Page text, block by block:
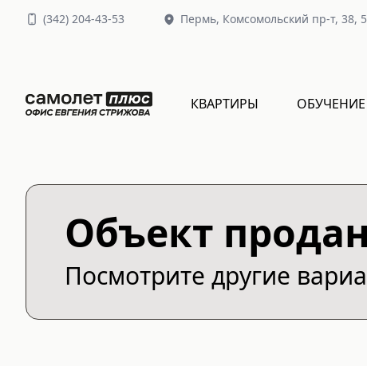
(342) 204-43-53 Пермь, Комсомольский пр-т, 38,
КВАРТИРЫ ОБУЧЕНИЕ
Объект продан
Посмотрите другие